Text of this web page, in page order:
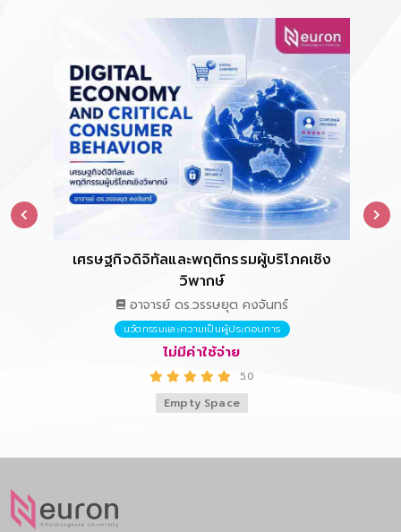
เศรษฐกิจดิจิทัลและพฤติกรรมผู้บริโภคเชิง
วิพากษ์
อาจารย์ ดร.วรรษยุต คงจันทร์
นวัตกรรมและความเป็นผู้ประกอบการ
ไม่มีค่าใช้จ่าย
5.0
Empty Space